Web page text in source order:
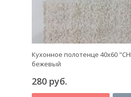
Кухонное полотенце 40х60
бежевый
280 руб.